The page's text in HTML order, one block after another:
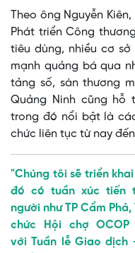
Theo ông Nguyễn
Phát triển Công
tiêu dùng, nhiều cơ
mạnh quảng bá qua
tảng số, sàn thương
Quảng Ninh cũng hỗ
trong đó nổi bật là
chức liên tục từ nay
"Chúng tôi sẽ triển
đó có tuần xúc tiến
người như TP Cẩm
chức Hội chợ
với Tuần lễ Giao dịch